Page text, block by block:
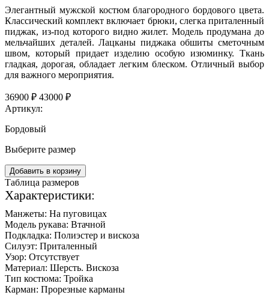
Элегантный мужской костюм благородного бордового цвета.
Классический комплект включает брюки, слегка приталенный
пиджак, из-под которого видно жилет. Модель продумана до
мельчайших деталей. Лацканы пиджака обшиты сметочным
швом, который придает изделию особую изюминку. Ткань
гладкая, дорогая, обладает легким блеском. Отличный выбор
для важного мероприятия.
36900 ₽ 43000 ₽
Артикул:
Бордовый
Выберите размер
Добавить в корзину
Таблица размеров
Характеристики:
Манжеты: На пуговицах
Модель рукава: Втачной
Подкладка: Полиэстер и вискоза
Силуэт: Приталенный
Узор: Отсутствует
Материал: Шерсть. Вискоза
Тип костюма: Тройка
Карман: Прорезные карманы